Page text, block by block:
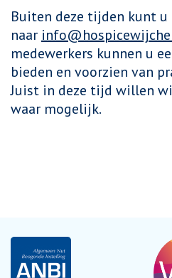
Buiten deze tijden kunt
naar
medewerkers kunnen u
bieden en voorzien van
Juist in deze tijd willen
waar mogelijk.